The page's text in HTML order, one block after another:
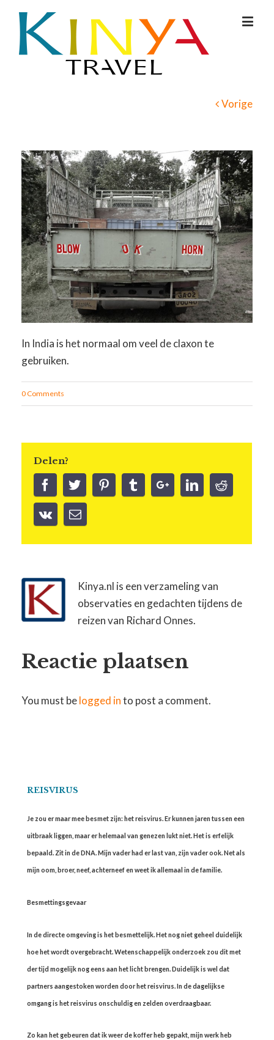
Vorige
In India is het normaal om veel de claxon te
gebruiken.
0 Comments
Delen?
Kinya.nl is een verzameling van
observaties en gedachten tijdens de
reizen van Richard Onnes.
Reactie plaatsen
You must belogged into post a comment.
REISVIRUS
Je zou er maar mee besmet zijn: het reisvirus. Er kunnen jaren tussen een
uitbraak liggen, maar er helemaal van genezen lukt niet. Het is erfelijk
bepaald. Zit in de DNA. Mijn vader had er last van, zijn vader ook. Net als
mijn oom, broer, neef, achterneef en weet ik allemaal in de familie.
Besmettingsgevaar
In de directe omgeving is het besmettelijk. Het nog niet geheel duidelijk
hoe het wordt overgebracht. Wetenschappelijk onderzoek zou dit met
der tijd mogelijk nog eens aan het licht brengen. Duidelijk is wel dat
partners aangestoken worden door het reisvirus. In de dagelijkse
omgang is het reisvirus onschuldig en zelden overdraagbaar.
Zo kan het gebeuren dat ik weer de koffer heb gepakt, mijn werk heb